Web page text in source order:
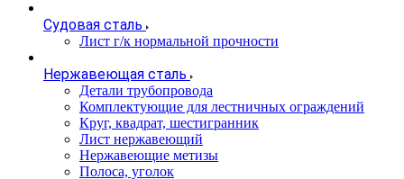
Судовая сталь
Лист г/к нормальной прочности
Нержавеющая сталь
Детали трубопровода
Комплектующие для лестничных ограждений
Круг, квадрат, шестигранник
Лист нержавеющий
Нержавеющие метизы
Полоса, уголок